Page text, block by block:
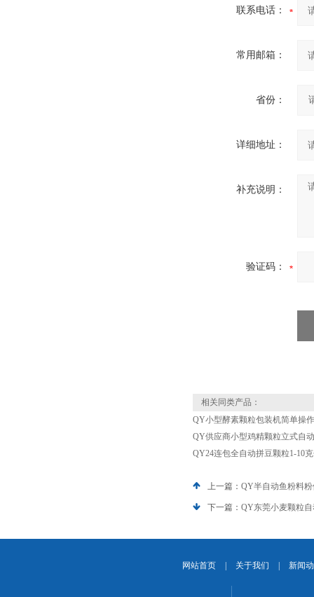
联系电话：
常用邮箱：
省份：
详细地址：
补充说明：
验证码：
相关同类产品：
QY小型酵素颗粒包装机简单操作
QY供应商小型鸡精颗粒立式自
QY24连包全自动拼豆颗粒1-10
上一篇： QY半自动鱼粉料
下一篇： QY东莞小麦颗粒
网站首页 关于我们 新闻